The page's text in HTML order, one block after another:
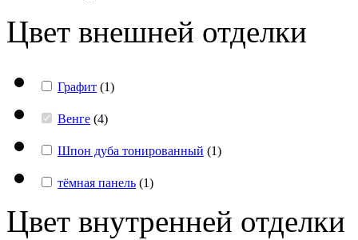
Цвет внешней отделки
Графит (1)
Венге (4)
Шпон дуба тонированный (1)
тёмная панель (1)
Цвет внутренней отделки